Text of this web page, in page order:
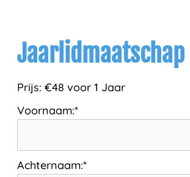
Jaarlidmaatschap
Prijs: €48 voor 1 Jaar
Voornaam:*
Achternaam:*